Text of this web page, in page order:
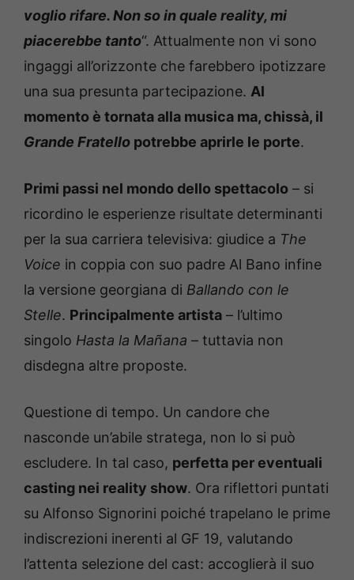
voglio rifare. Non so in quale reality, mi
piacerebbe tanto“. Attualmente non vi sono
ingaggi all’orizzonte che farebbero ipotizzare
una sua presunta partecipazione. Al
momento è tornata alla musica ma, chissà, il
Grande Fratello potrebbe aprirle le porte.
Primi passi nel mondo dello spettacolo – si
ricordino le esperienze risultate determinanti
per la sua carriera televisiva: giudice a The
Voice in coppia con suo padre Al Bano infine
la versione georgiana di Ballando con le
Stelle. Principalmente artista – l’ultimo
singolo Hasta la Mañana – tuttavia non
disdegna altre proposte.
Questione di tempo. Un candore che
nasconde un’abile stratega, non lo si può
escludere. In tal caso, perfetta per eventuali
casting nei reality show. Ora riflettori puntati
su Alfonso Signorini poiché trapelano le prime
indiscrezioni inerenti al GF 19, valutando
l’attenta selezione del cast: accoglierà il suo